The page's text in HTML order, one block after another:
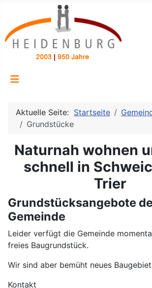
Aktuelle Seite: Startseite
Grundstücke
Naturnah wohnen
schnell in
Trier
Grundstücksangebote
Gemeinde
Leider verfügt die Gemeinde
freies Baugrundstück.
Wir sind aber bemüht neues
Kontakt